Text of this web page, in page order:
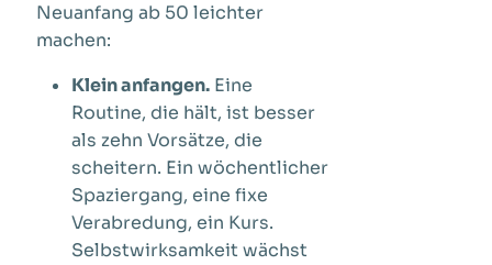
Neuanfang ab 50 leichter
machen:
Klein anfangen.Eine
Routine, die hält, ist besser
als zehn Vorsätze, die
scheitern. Ein wöchentlicher
Spaziergang, eine fixe
Verabredung, ein Kurs.
Selbstwirksamkeit wächst